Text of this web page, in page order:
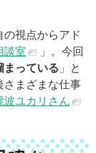
視点からアド
談室
」。今回
まっている 」と
さまざまな仕事
波ユカリさん